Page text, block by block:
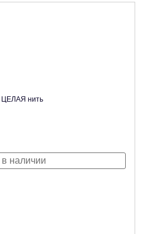
нить
в наличии